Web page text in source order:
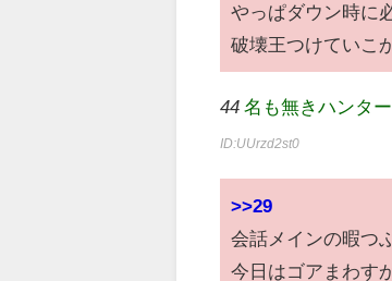
やっぱダウン時に
破壊王つけていこ
44 名も無きハンタ
ID:UUrzd2st0
>>29
会話メインの暇つ
今日はゴアまわす